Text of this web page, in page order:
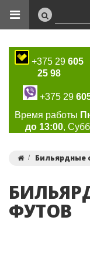
+375 29 605
25 98
+375 29
Время работы
до 13:00,
Бильярдные
ФУТОВ